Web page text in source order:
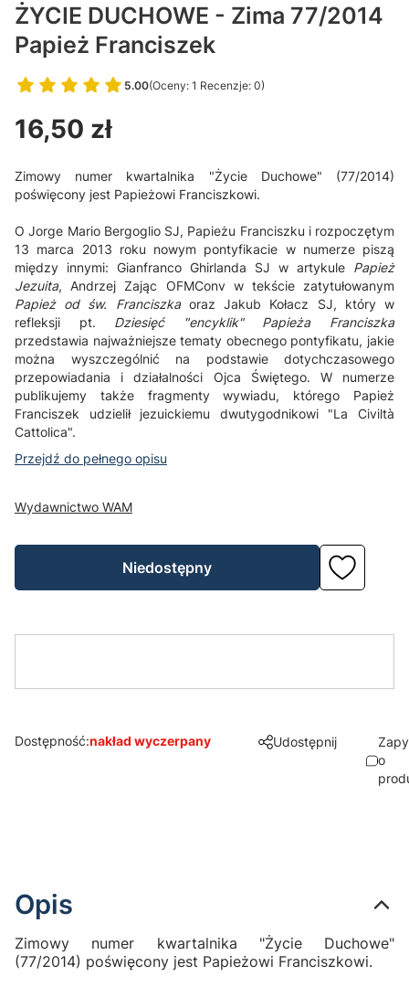
ŻYCIE DUCHOWE - Zima 77/2014
Papież Franciszek
5.00(Oceny: 1 Recenzje: 0)
Przejdź do sekcji Opinie
Cena
16,50 zł
Zimowy numer kwartalnika "Życie Duchowe" (77/2014)
poświęcony jest Papieżowi Franciszkowi.
O Jorge Mario Bergoglio SJ, Papieżu Franciszku i rozpoczętym
13 marca 2013 roku nowym pontyfikacie w numerze piszą
między innymi: Gianfranco Ghirlanda SJ w artykule Papież
Jezuita, Andrzej Zając OFMConv w tekście zatytułowanym
Papież od św. Franciszkaoraz Jakub Kołacz SJ, który w
refleksji pt. Dziesięć "encyklik" Papieża Franciszka
przedstawia najważniejsze tematy obecnego pontyfikatu, jakie
można wyszczególnić na podstawie dotychczasowego
przepowiadania i działalności Ojca Świętego. W numerze
publikujemy także fragmenty wywiadu, którego Papież
Franciszek udzielił jezuickiemu dwutygodnikowi "La Civiltà
Cattolica".
Przejdź do pełnego opisu
Wydawnictwo WAM
Niedostępny
Dostępność:nakład wyczerpany Udostępnij
o
Opis
Zimowy numer kwartalnika "Życie Duchowe"
(77/2014) poświęcony jest Papieżowi Franciszkowi.